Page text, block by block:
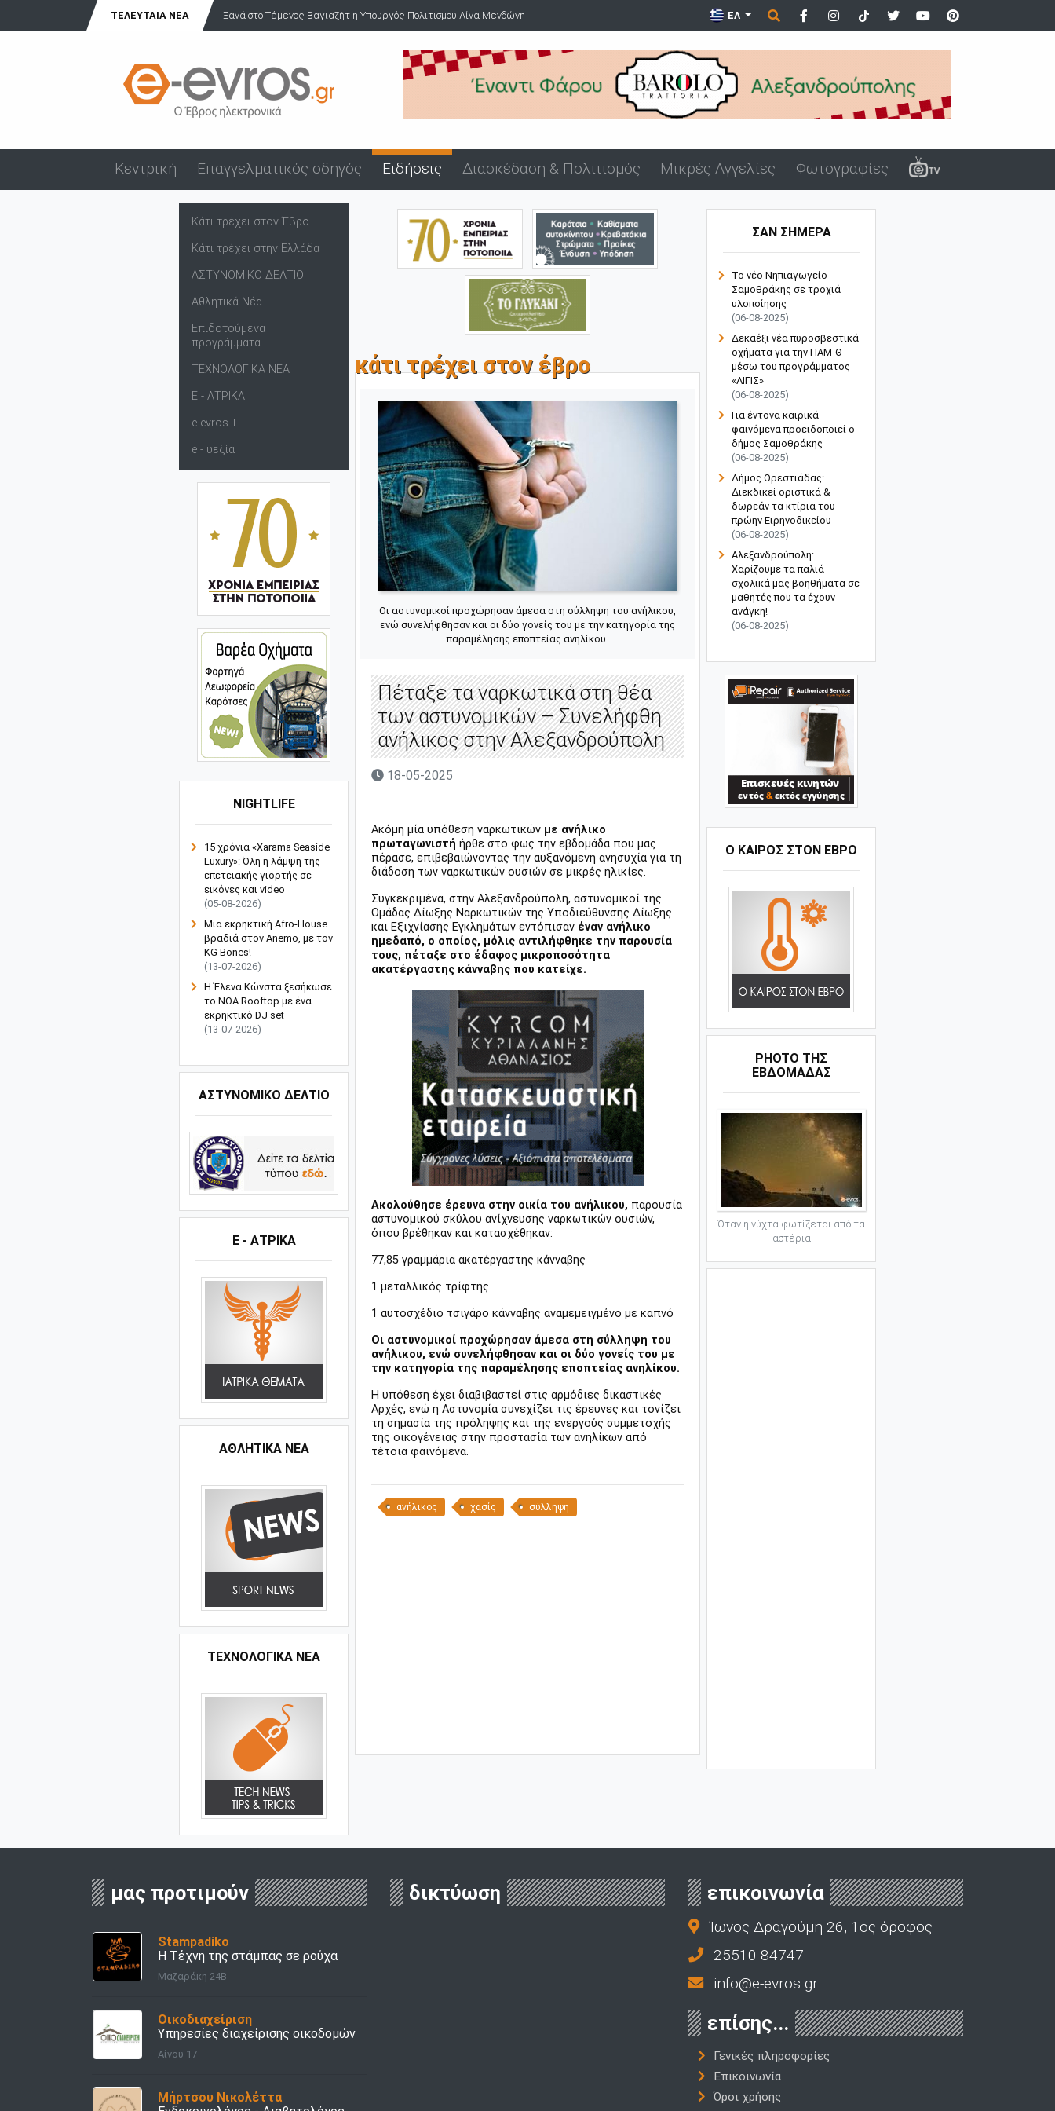
ΤΕΛΕΥΤΑΊΑ ΝΈΑ Ξανά στο Τέμενος Βαγιαζήτ η Υπουργός Πολιτισμού Λίνα Μενδώνη ΕΛ
Κεντρική Επαγγελματικός οδηγός Ειδήσεις Διασκέδαση & Πολιτισμός Μικρές Αγγελίες Φωτογραφίες
Κάτι τρέχει στον Έβρο
Κάτι τρέχει στην Ελλάδα
ΑΣΤΥΝΟΜΙΚΟ ΔΕΛΤΙΟ
Αθλητικά Νέα
Επιδοτούμενα
προγράμματα
ΤΕΧΝΟΛΟΓΙΚΑ ΝΕΑ
Ε - ΑΤΡΙΚΑ
e-evros +
e - υεξία
NIGHTLIFE
15 χρόνια «Xarama Seaside
Luxury»: Όλη η λάμψη της
επετειακής γιορτής σε
εικόνες και video
(05-08-2026)
Μια εκρηκτική Afro-House
βραδιά στον Anemo, με τον
KG Bones!
(13-07-2026)
Η Έλενα Κώνστα ξεσήκωσε
το NOA Rooftop με ένα
εκρηκτικό DJ set
(13-07-2026)
ΑΣΤΥΝΟΜΙΚΟ ΔΕΛΤΙΟ
Ε - ΑΤΡΙΚΑ
ΑΘΛΗΤΙΚΆ ΝΈΑ
ΤΕΧΝΟΛΟΓΙΚΑ ΝΕΑ
κάτι τρέχει στον έβρο
Οι αστυνομικοί προχώρησαν άμεσα στη σύλληψη του ανήλικου,
ενώ συνελήφθησαν και οι δύο γονείς του με την κατηγορία της
παραμέλησης εποπτείας ανηλίκου.
Πέταξε τα ναρκωτικά στη θέα
των αστυνομικών – Συνελήφθη
ανήλικος στην Αλεξανδρούπολη
18-05-2025
Ακόμη μία υπόθεση ναρκωτικών με ανήλικο
πρωταγωνιστή ήρθε στο φως την εβδομάδα που μας
πέρασε, επιβεβαιώνοντας την αυξανόμενη ανησυχία για τη
διάδοση των ναρκωτικών ουσιών σε μικρές ηλικίες.
Συγκεκριμένα, στην Αλεξανδρούπολη, αστυνομικοί της
Ομάδας Δίωξης Ναρκωτικών της Υποδιεύθυνσης Δίωξης
και Εξιχνίασης Εγκλημάτων εντόπισαν έναν ανήλικο
ημεδαπό, ο οποίος, μόλις αντιλήφθηκε την παρουσία
τους, πέταξε στο έδαφος μικροποσότητα
ακατέργαστης κάνναβης που κατείχε.
Ακολούθησε έρευνα στην οικία του ανήλικου, παρουσία
αστυνομικού σκύλου ανίχνευσης ναρκωτικών ουσιών,
όπου βρέθηκαν και κατασχέθηκαν:
77,85 γραμμάρια ακατέργαστης κάνναβης
1 μεταλλικός τρίφτης
1 αυτοσχέδιο τσιγάρο κάνναβης αναμεμειγμένο με καπνό
Οι αστυνομικοί προχώρησαν άμεσα στη σύλληψη του
ανήλικου, ενώ συνελήφθησαν και οι δύο γονείς του με
την κατηγορία της παραμέλησης εποπτείας ανηλίκου.
Η υπόθεση έχει διαβιβαστεί στις αρμόδιες δικαστικές
Αρχές, ενώ η Αστυνομία συνεχίζει τις έρευνες και τονίζει
τη σημασία της πρόληψης και της ενεργούς συμμετοχής
της οικογένειας στην προστασία των ανηλίκων από
τέτοια φαινόμενα.
ανήλικος χασίς σύλληψη
ΣΑΝ ΣΗΜΕΡΑ
Το νέο Νηπιαγωγείο
Σαμοθράκης σε τροχιά
υλοποίησης
(06-08-2025)
Δεκαέξι νέα πυροσβεστικά
οχήματα για την ΠΑΜ-Θ
μέσω του προγράμματος
«ΑΙΓΙΣ»
(06-08-2025)
Για έντονα καιρικά
φαινόμενα προειδοποιεί ο
δήμος Σαμοθράκης
(06-08-2025)
Δήμος Ορεστιάδας:
Διεκδικεί οριστικά &
δωρεάν τα κτίρια του
πρώην Ειρηνοδικείου
(06-08-2025)
Αλεξανδρούπολη:
Χαρίζουμε τα παλιά
σχολικά μας βοηθήματα σε
μαθητές που τα έχουν
ανάγκη!
(06-08-2025)
Ο ΚΑΙΡΟΣ ΣΤΟΝ ΕΒΡΟ
PHOTO ΤΗΣ
ΕΒΔΟΜΑΔΑΣ
Όταν η νύχτα φωτίζεται από τα
αστέρια
μας προτιμούν
Stampadiko
Η Τέχνη της στάμπας σε ρούχα
Μαζαράκη 24Β
Οικοδιαχείριση
Υπηρεσίες διαχείρισης οικοδομών
Αίνου 17
Μήρτσου Νικολέττα
δικτύωση επικοινωνία
Ίωνος Δραγούμη 26, 1ος όροφος
25510 84747
info@e-evros.gr
επίσης...
Γενικές πληροφορίες
Επικοινωνία
Όροι χρήσης